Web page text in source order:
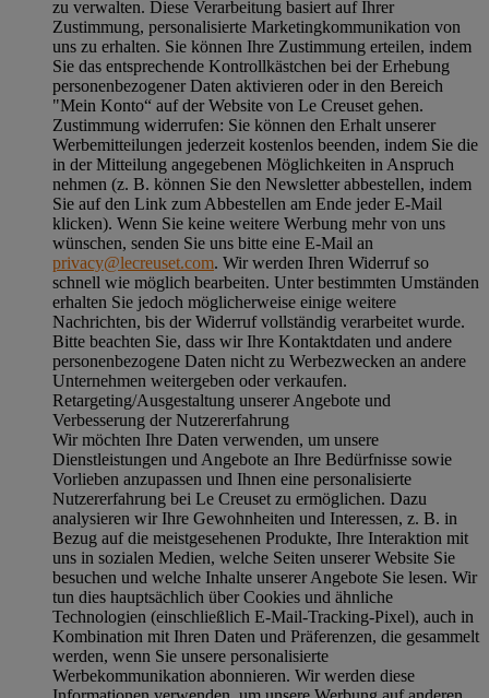
zu verwalten. Diese Verarbeitung basiert auf Ihrer
Zustimmung, personalisierte Marketingkommunikation von
uns zu erhalten. Sie können Ihre Zustimmung erteilen, indem
Sie das entsprechende Kontrollkästchen bei der Erhebung
personenbezogener Daten aktivieren oder in den Bereich
"Mein Konto“ auf der Website von Le Creuset gehen.
Zustimmung widerrufen: Sie können den Erhalt unserer
Werbemitteilungen jederzeit kostenlos beenden, indem Sie die
in der Mitteilung angegebenen Möglichkeiten in Anspruch
nehmen (z. B. können Sie den Newsletter abbestellen, indem
Sie auf den Link zum Abbestellen am Ende jeder E-Mail
klicken). Wenn Sie keine weitere Werbung mehr von uns
wünschen, senden Sie uns bitte eine E-Mail an
privacy@lecreuset.com. Wir werden Ihren Widerruf so
schnell wie möglich bearbeiten. Unter bestimmten Umständen
erhalten Sie jedoch möglicherweise einige weitere
Nachrichten, bis der Widerruf vollständig verarbeitet wurde.
Bitte beachten Sie, dass wir Ihre Kontaktdaten und andere
personenbezogene Daten nicht zu Werbezwecken an andere
Unternehmen weitergeben oder verkaufen.
Retargeting/Ausgestaltung unserer Angebote und
Verbesserung der Nutzererfahrung
Wir möchten Ihre Daten verwenden, um unsere
Dienstleistungen und Angebote an Ihre Bedürfnisse sowie
Vorlieben anzupassen und Ihnen eine personalisierte
Nutzererfahrung bei Le Creuset zu ermöglichen. Dazu
analysieren wir Ihre Gewohnheiten und Interessen, z. B. in
Bezug auf die meistgesehenen Produkte, Ihre Interaktion mit
uns in sozialen Medien, welche Seiten unserer Website Sie
besuchen und welche Inhalte unserer Angebote Sie lesen. Wir
tun dies hauptsächlich über Cookies und ähnliche
Technologien (einschließlich E-Mail-Tracking-Pixel), auch in
Kombination mit Ihren Daten und Präferenzen, die gesammelt
werden, wenn Sie unsere personalisierte
Werbekommunikation abonnieren. Wir werden diese